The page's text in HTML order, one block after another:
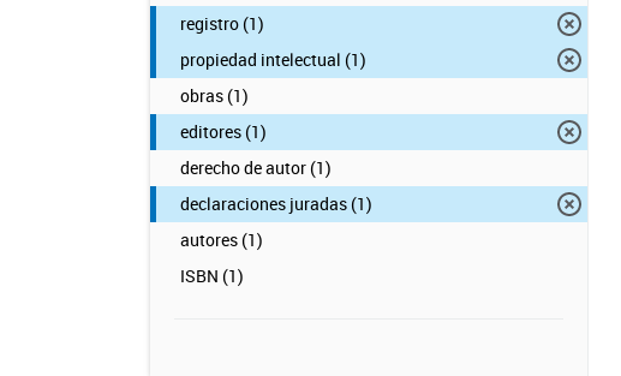
registro (1)
propiedad intelectual (1)
obras (1)
editores (1)
derecho de autor (1)
declaraciones juradas (1)
autores (1)
ISBN (1)